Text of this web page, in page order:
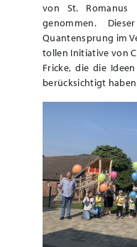
von St. Romanus
genommen.
Quantensprung im
tollen Initiative von
Fricke, die die
berücksichtigt